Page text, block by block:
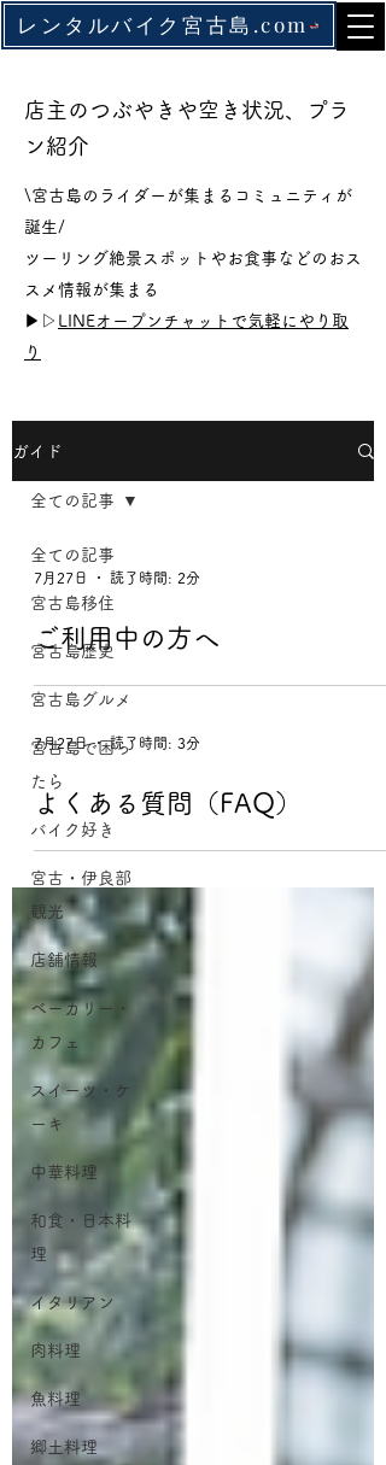
レンタルバイク宮古島.com
店主のつぶやきや空き状況、プラ
ン紹介
\宮古島のライダーが集まるコミュニティが
誕生/
ツーリング絶景スポットやお食事などのおス
スメ情報が集まる
▶▷ LINEオープンチャットで気軽にやり取
り
ガイド
全ての記事
宮古島移住
宮古島歴史
宮古島グルメ
宮古島で困っ
たら
バイク好き
宮古・伊良部
観光
店舗情報
ベーカリー・
カフェ
スイーツ・ケ
ーキ
中華料理
和食・日本料
理
イタリアン
肉料理
魚料理
郷土料理
全ての記事
7月27日 読了時間: 2分
ご利用中の方へ
7月27日 読了時間: 3分
よくある質問（FAQ）